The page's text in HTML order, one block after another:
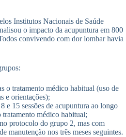
Institutos Nacionais de Saúde
o impacto da acupuntura em 800
convivendo com dor lombar havia
o tratamento médico habitual (uso de
e orientações);
e 15 sessões de acupuntura ao longo
tratamento médico habitual;
protocolo do grupo 2, mas com
manutenção nos três meses seguintes.